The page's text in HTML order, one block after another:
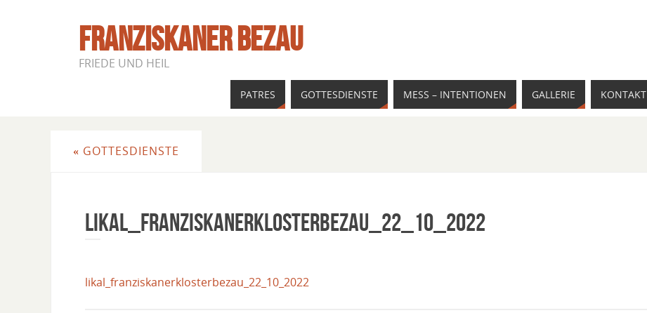
FRANZISKANER BEZAU
FRIEDE UND HEIL
PATRES GOTTESDIENSTE MESS – INTENTIONEN GALLERIE KONTAKT
« GOTTESDIENSTE
Likal_FranziskanerklosterBezau_22_10_2022
likal_franziskanerklosterbezau_22_10_2022